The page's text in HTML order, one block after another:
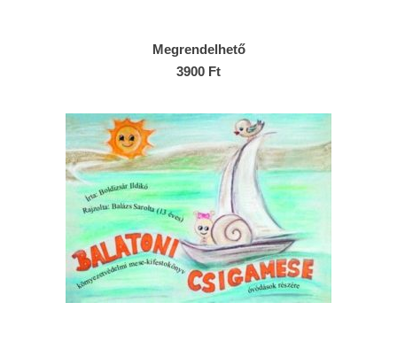
Megrendelhető
3900 Ft